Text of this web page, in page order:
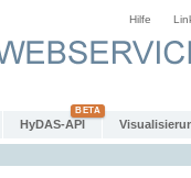
Hilfe
HyDAS-API